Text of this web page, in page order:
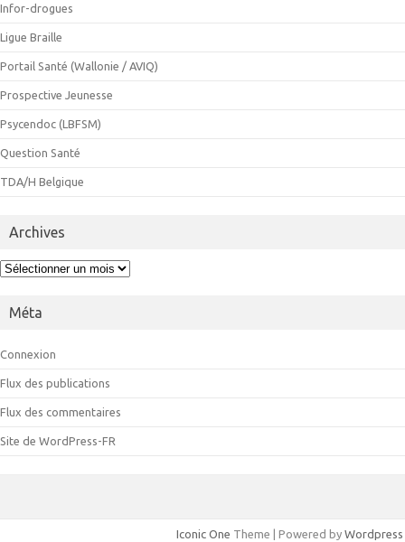
Infor-drogues
Ligue Braille
Portail Santé (Wallonie / AVIQ)
Prospective Jeunesse
Psycendoc (LBFSM)
Question Santé
TDA/H Belgique
Archives
Archives
Méta
Connexion
Flux des publications
Flux des commentaires
Site de WordPress-FR
Iconic One Theme | Powered by Wordpress